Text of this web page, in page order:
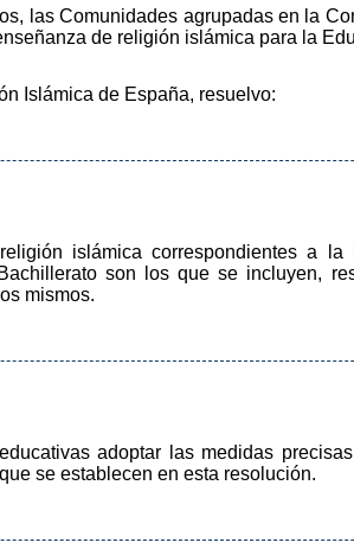
las Comunidades agrupadas en la
de religión islámica para la
Islámica de España, resuelvo:
islámica correspondientes a
son los que se incluyen,
mismos.
adoptar las medidas
se establecen en esta resolución.